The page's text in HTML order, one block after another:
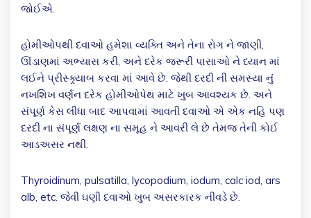
જોઈએ.
હોમીઓપથી દવાઓ હમેશા વ્યક્તિ અને તેના રોગ ને જાણી,
ઊંડાણમાં અભ્યાસ કરી, અને દરેક જરૂરી પાસાઓ ને ધ્યાન માં
લઈને પ્રીસ્ક્ર્યાબ કરવા માં આવે છે. જેથી દરદી ની સમસ્યા નું
નખશિખ વર્ણન દરેક હોમીઓપેથ માટે ખુબ આવશ્યક છે. અને
સંપૂર્ણ કેસ લીધા બાદ આપવામાં આવતી દવાઓ એ એક નહિ પણ
દરદી ના સંપૂર્ણ લક્ષણ ના સમૂહ ને આવરી લે છે તેમજ તેની કોઈ
આડઅસર નથી.
Thyroidinum, pulsatilla, lycopodium, iodum, calc iod, ars
alb, etc. જેવી ઘણી દવાઓ ખુબ અસરકારક નીવડે છે.